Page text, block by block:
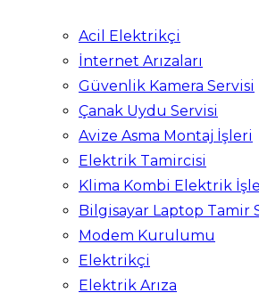
Acil Elektrikçi
İnternet Arızaları
Güvenlik Kamera Servisi
Çanak Uydu Servisi
Avize Asma Montaj İşleri
Elektrik Tamircisi
Klima Kombi Elektrik
Bilgisayar Laptop Tamir
Modem Kurulumu
Elektrikçi
Elektrik Arıza